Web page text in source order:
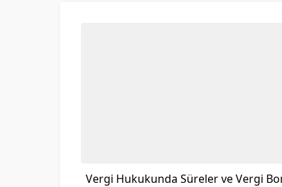
Vergi Hukukunda Süreler ve Vergi